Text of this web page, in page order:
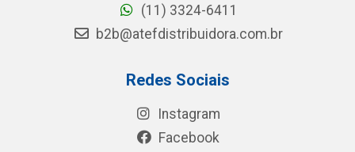
(11) 3324-6411
b2b@atefdistribuidora.com.br
Redes Sociais
Instagram
Facebook